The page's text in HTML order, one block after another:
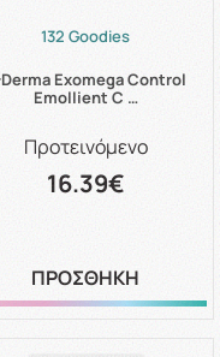
132 Goodies
Exomega Control
Emollient C …
Προτεινόμενο
16.39€
ΠΡΟΣΘΗΚΗ